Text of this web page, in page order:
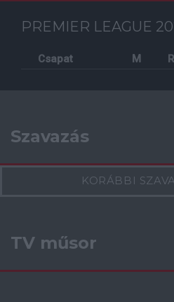
PREMIER LEAGUE
Csapat M
Szavazás
KORÁBBI
TV műsor